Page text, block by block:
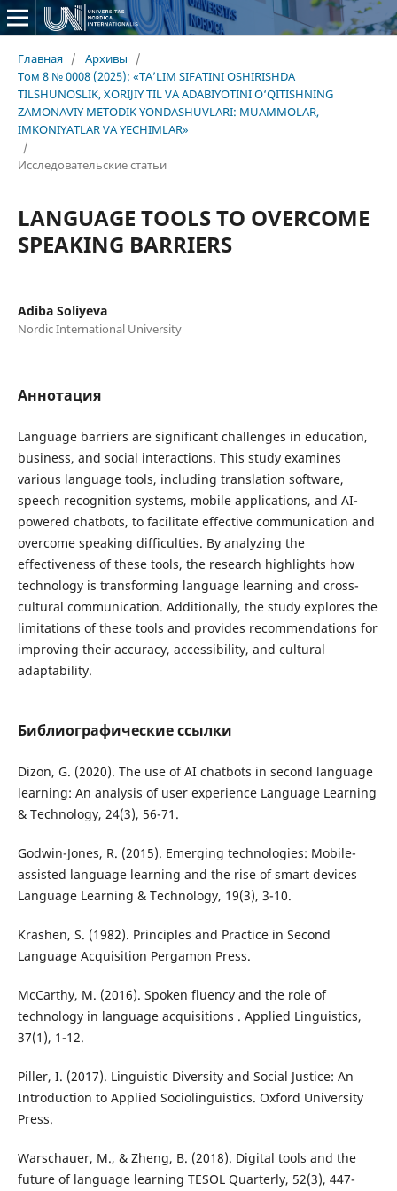
Главная / Архивы
/
Том 8 № 0008 (2025): «TA’LIM SIFATINI OSHIRISHDA
TILSHUNOSLIK, XORIJIY TIL VA ADABIYOTINI O‘QITISHNING
ZAMONAVIY METODIK YONDASHUVLARI: MUAMMOLAR,
IMKONIYATLAR VA YECHIMLAR»
/
Исследовательские статьи
LANGUAGE TOOLS TO OVERCOME
SPEAKING BARRIERS
Adiba Soliyeva
Nordic International University
Аннотация
Language barriers are significant challenges in education,
business, and social interactions. This study examines
various language tools, including translation software,
speech recognition systems, mobile applications, and AI-
powered chatbots, to facilitate effective communication and
overcome speaking difficulties. By analyzing the
effectiveness of these tools, the research highlights how
technology is transforming language learning and cross-
cultural communication. Additionally, the study explores the
limitations of these tools and provides recommendations for
improving their accuracy, accessibility, and cultural
adaptability.
Библиографические ссылки
Dizon, G. (2020). The use of AI chatbots in second language
learning: An analysis of user experience Language Learning
& Technology, 24(3), 56-71.
Godwin-Jones, R. (2015). Emerging technologies: Mobile-
assisted language learning and the rise of smart devices
Language Learning & Technology, 19(3), 3-10.
Krashen, S. (1982). Principles and Practice in Second
Language Acquisition Pergamon Press.
McCarthy, M. (2016). Spoken fluency and the role of
technology in language acquisitions . Applied Linguistics,
37(1), 1-12.
Piller, I. (2017). Linguistic Diversity and Social Justice: An
Introduction to Applied Sociolinguistics. Oxford University
Press.
Warschauer, M., & Zheng, B. (2018). Digital tools and the
future of language learning TESOL Quarterly, 52(3), 447-